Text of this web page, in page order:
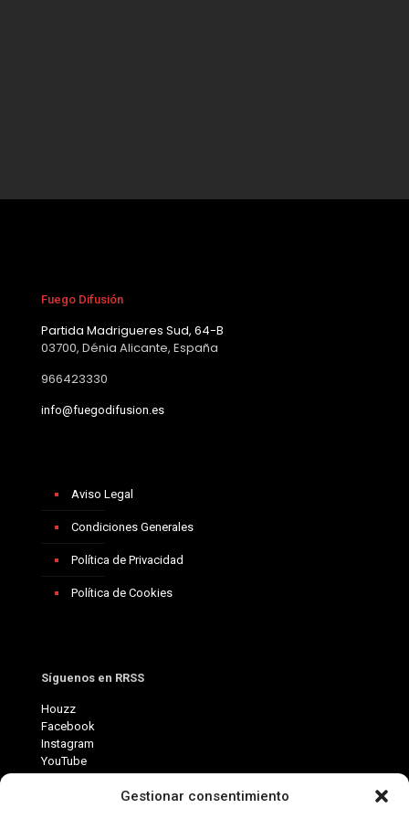
Gestionar consentimiento
Fuego Difusión
Partida Madrigueres Sud, 64-B
03700, Dénia Alicante, España
966423330
info@fuegodifusion.es
Aviso Legal
Condiciones Generales
Política de Privacidad
Política de Cookies
Síguenos en RRSS
Houzz
Facebook
Instagram
YouTube